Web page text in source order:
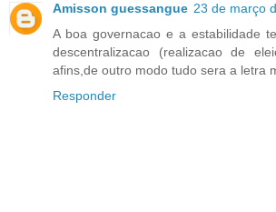
Amisson guessangue 23 de março
A boa governacao e a estabilidade
descentralizacao (realizacao de
afins,de outro modo tudo sera a letra
Responder